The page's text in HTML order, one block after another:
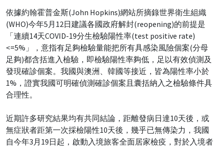
依據約翰霍普金斯(John Hopkins)網站所摘錄世界衛生組織
(WHO)今年5月12日建議各國政府解封(reopening)的前提是
「連續14天COVID-19分生檢驗陽性率(test positive rate)
<=5%」，意指有足夠檢驗量能把所有具感染風險個案(分母
足夠)都含括進入檢驗，即檢驗陽性率夠低，足以有效偵測及
發現確診個案。我國與澳洲、韓國等接近，皆為陽性率小於
1%，證實我國可明確偵測確診個案且囊括納入之檢驗條件具
合理性。
近期許多研究結果均有共同結論，距離發病日達10天後，或
無症狀者距第一次採檢陽性10天後，幾乎已無傳染力，我國
自今年3月19日起，啟動入境旅客全面居家檢疫，對於入境者